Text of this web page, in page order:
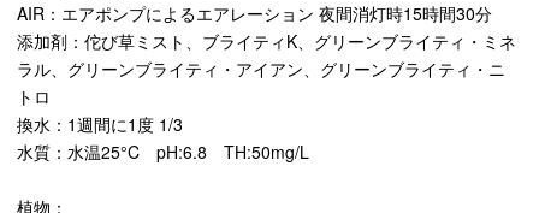
AIR：エアポンプによるエアレーション 夜間消灯時15時間30分
添加剤：佗び草ミスト、ブライティK、グリーンブライティ・ミネ
ラル、グリーンブライティ・アイアン、グリーンブライティ・ニ
トロ
換水：1週間に1度 1/3
水質：水温25°C pH:6.8 TH:50mg/L
植物：